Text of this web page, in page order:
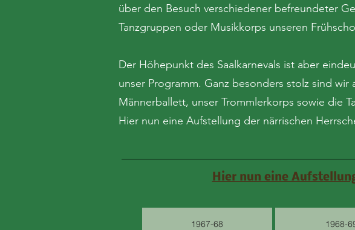
über den Besuch verschiedener befreundeter
Tanzgruppen oder Musikkorps unseren
Der Höhepunkt des Saalkarnevals ist aber
unser Programm. Ganz besonders stolz sind
Männerballett, unser Trommlerkorps sowie die
Hier nun eine Aufstellung der närrischen
Hier nun eine
1967-68 1968-